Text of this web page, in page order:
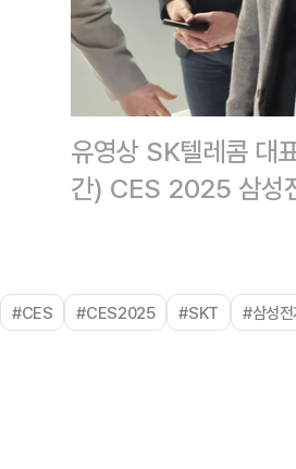
유영상 SK텔레콤 대
간) CES 2025 삼성
#CES #CES2025 #SKT #삼성